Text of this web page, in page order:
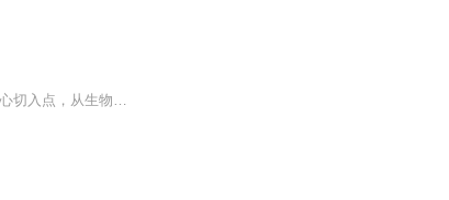
这是一篇心理健康科普类文章，聚焦情绪管理与情绪支配主题。全文以 “人为何易被情绪支配” 为核心切入点，从生物生理、认知心理、社会文化等多维度解析情绪的形成机制、情绪支配的深层成因与多领域影响，同时系统梳理了情绪识别、认知重构、心理弹性培养...